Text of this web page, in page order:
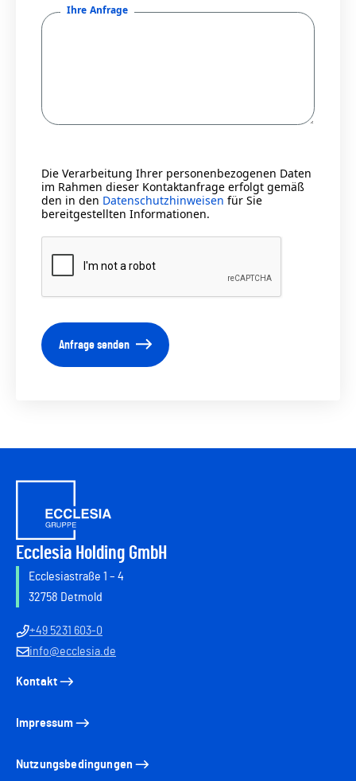
Ihre Anfrage
Die Verarbeitung Ihrer personenbezogenen Daten
im Rahmen dieser Kontaktanfrage erfolgt gemäß
den in den Datenschutzhinweisen für Sie
bereitgestellten Informationen.
Anfrage senden
Ecclesia Holding GmbH
Ecclesiastraße 1 – 4
32758 Detmold
+49 5231 603-0
info@ecclesia.de
Kontakt
Impressum
Nutzungsbedingungen